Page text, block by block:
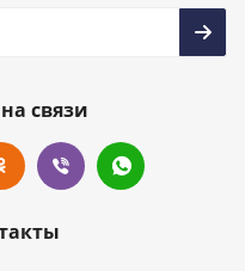
связи